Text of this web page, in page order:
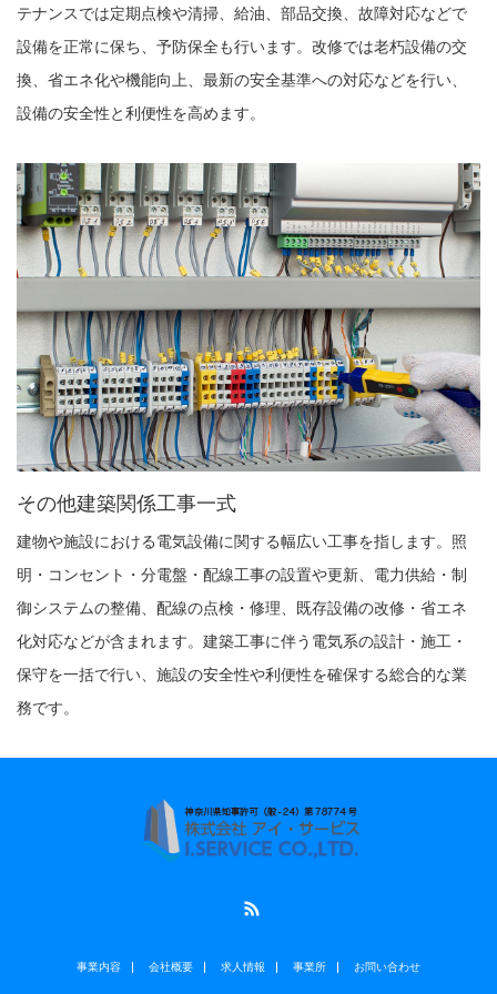
テナンスでは定期点検や清掃、給油、部品交換、故障対応などで
設備を正常に保ち、予防保全も行います。改修では老朽設備の交
換、省エネ化や機能向上、最新の安全基準への対応などを行い、
設備の安全性と利便性を高めます。
その他建築関係工事一式
建物や施設における電気設備に関する幅広い工事を指します。照
明・コンセント・分電盤・配線工事の設置や更新、電力供給・制
御システムの整備、配線の点検・修理、既存設備の改修・省エネ
化対応などが含まれます。建築工事に伴う電気系の設計・施工・
保守を一括で行い、施設の安全性や利便性を確保する総合的な業
務です。
事業内容 会社概要 求人情報 事業所 お問い合わせ